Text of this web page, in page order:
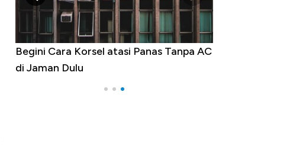
Begini Cara Korsel atasi Panas Tanpa AC
di Jaman Dulu